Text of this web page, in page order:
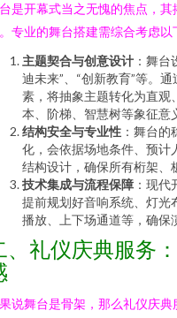
是开幕式当之无愧的焦点，
专业的舞台搭建需综合考虑以
主题契合与创意设计 ：舞
迪未来”、“创新教育”等。
素，将抽象主题转化为直观
本、阶梯、智慧树等象征意
结构安全与专业性 ：舞台
化，会依据场地条件、预计
结构设计，确保所有桁架、
技术集成与流程保障 ：现
提前规划好音响系统、灯光
播放、上下场通道等，确保
、礼仪庆典服务
说舞台是骨架，那么礼仪庆